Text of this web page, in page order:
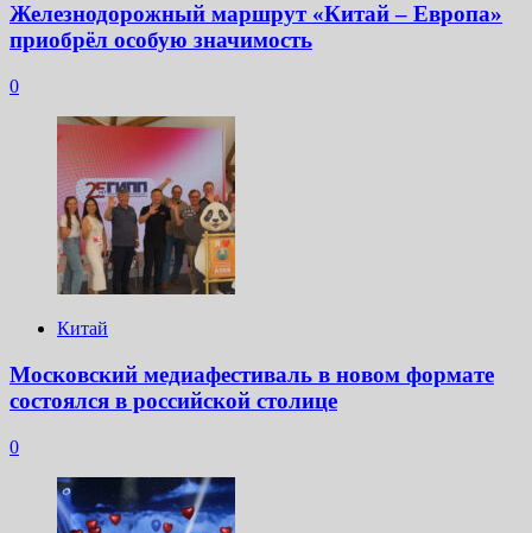
Железнодорожный маршрут «Китай – Европа»
приобрёл особую значимость
0
Китай
Московский медиафестиваль в новом формате
состоялся в российской столице
0